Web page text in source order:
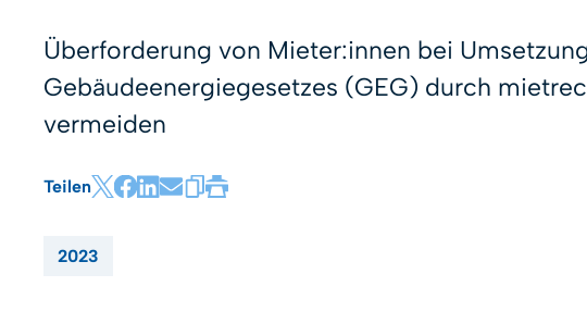
Überforderung von Mieter:innen bei
Gebäudeenergiegesetzes (GEG) durch
vermeiden
Teilen
2023